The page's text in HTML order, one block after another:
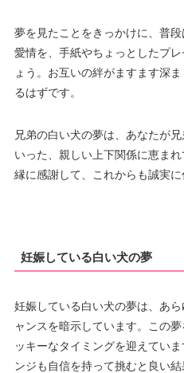
夢を見たことをきっかけに、普
愛情を、手紙やちょっとしたプ
ょう。お互いの絆がますます深
るはずです。
兄弟の白い犬の夢は、あなたが
いった、親しい上下関係に恵ま
縁に感謝して、これからも誠実に
妊娠している白い犬の夢
妊娠している白い犬の夢は、あ
ャンスを暗示しています。この
ッキーなタイミングを迎えてい
ンジも自信を持って挑むと良い結